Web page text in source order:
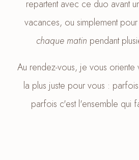
repartent avec ce duo avant
vacances, ou simplement pour
chaque matin pendant
Au rendez-vous, je vous oriente
la plus juste pour vous :
parfois c'est l'ensemble qui